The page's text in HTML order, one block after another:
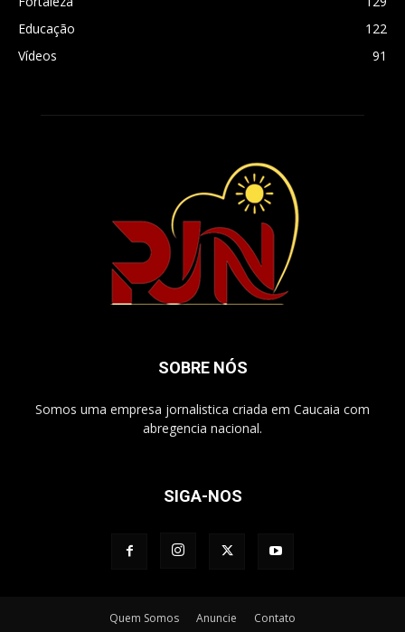
Educação
122
Vídeos
91
SOBRE NÓS
Somos uma empresa jornalistica criada em Caucaia com
abregencia nacional.
SIGA-NOS
Quem Somos Anuncie Contato